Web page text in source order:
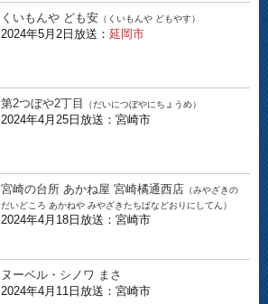
くいもんや ども安 （くいもんや どもやす）
2024年5月2日放送： 延岡市
第2つぼや2丁目 （だいにつぼやにちょうめ）
2024年4月25日放送：宮崎市
宮崎の台所 あかね屋 宮崎橘通西店 （みやざきの
だいどころ あかねや みやざきたちばなどおりにしてん）
2024年4月18日放送：宮崎市
ヌーベル・シノワ まさ
2024年4月11日放送：宮崎市